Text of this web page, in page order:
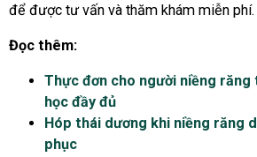
để được tư vấn và thăm khám miễn phí.
Đọc thêm:
Thực đơn cho người niềng răng
học đầy đủ
Hóp thái dương khi niềng răng
phục